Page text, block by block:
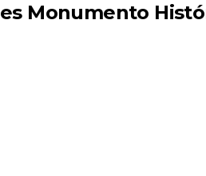
es Monumento